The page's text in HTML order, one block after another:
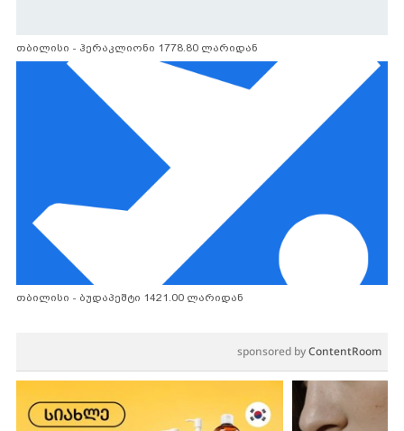
თბილისი - ჰერაკლიონი 1778.80 ლარიდან
თბილისი - ბუდაპეშტი 1421.00 ლარიდან
sponsored byContentRoom